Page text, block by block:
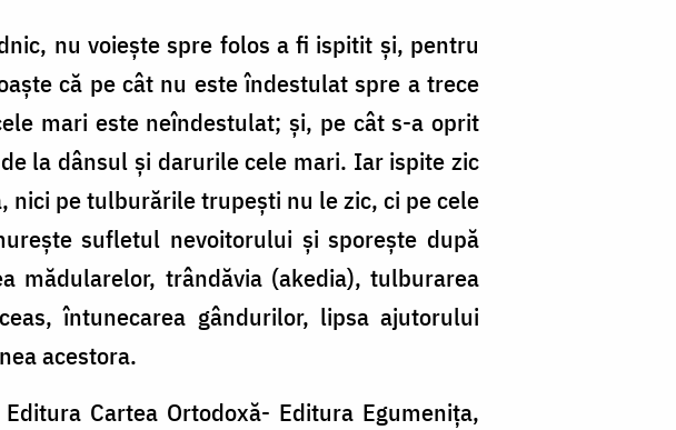
nu voiește spre folos a fi ispitit și, pentru
că pe cât nu este îndestulat spre a trece
mari este neîndestulat; și, pe cât s-a oprit
la dânsul și darurile cele mari. Iar ispite zic
nici pe tulburările trupești nu le zic, ci pe cele
sufletul nevoitorului și sporește după
mădularelor, trândăvia (akedia), tulburarea
întunecarea gândurilor, lipsa ajutorului
acestora.
Cartea Ortodoxă- Editura Egumenița,